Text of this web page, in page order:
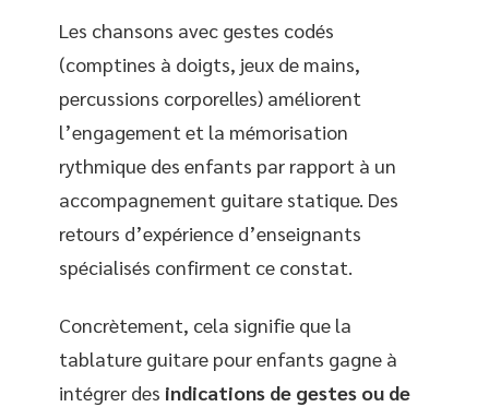
Les chansons avec gestes codés
(comptines à doigts, jeux de mains,
percussions corporelles) améliorent
l’engagement et la mémorisation
rythmique des enfants par rapport à un
accompagnement guitare statique. Des
retours d’expérience d’enseignants
spécialisés confirment ce constat.
Concrètement, cela signifie que la
tablature guitare pour enfants gagne à
intégrer des indications de gestes ou de